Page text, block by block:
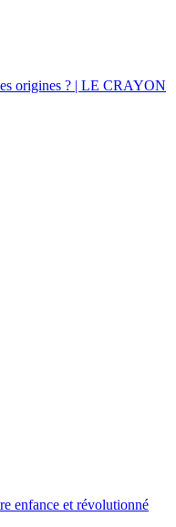
origines ? | LE CRAYON
enfance et révolutionné